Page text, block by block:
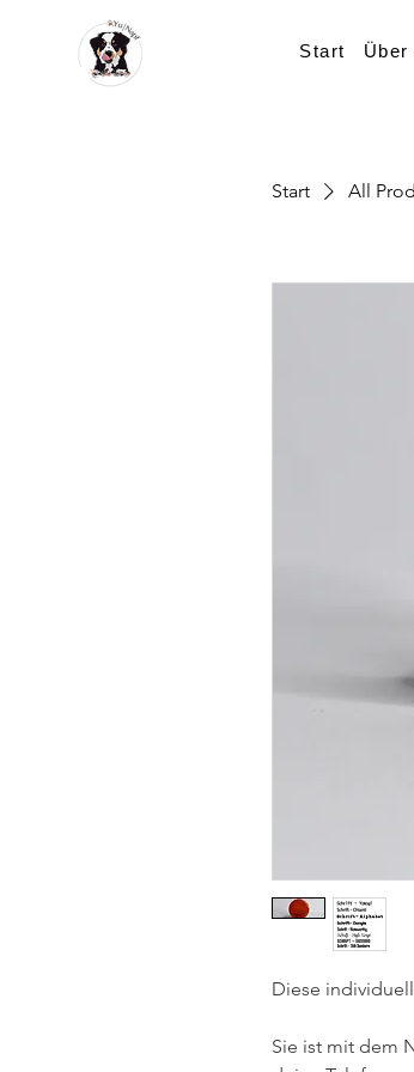
Start Über
Start All
Diese
Sie ist mit dem